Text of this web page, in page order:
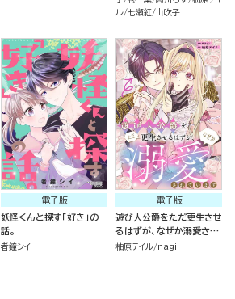
ル 七瀬紅 山吹子
電子版
妖怪くんと探す「好き」の
話。
者鐘シイ
電子版
遊び人公爵をただ更生させ
るはずが、なぜか溺愛され
ています（単話版）
柚原テイル nagi